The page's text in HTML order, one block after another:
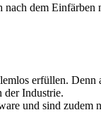
dem Einfärben
erfüllen. Denn
der Industrie.
und sind